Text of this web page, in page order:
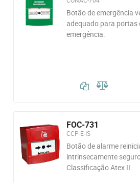
Botão de emergência
adequado para portas
emergência.
FOC-731
CCP-E-IS
Botão de alarme
intrinsecamente
Classificação Atex II.